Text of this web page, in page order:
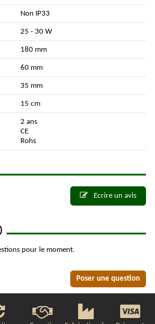
Non IP33
25 - 30 W
180 mm
60 mm
35 mm
15 cm
2 ans
CE
Rohs
Ecrire un avis
pour le moment.
Poser une question